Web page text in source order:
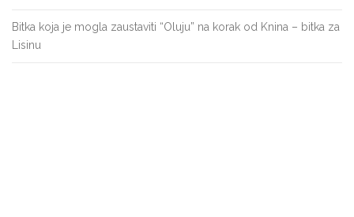
Bitka koja je mogla zaustaviti “Oluju” na korak od Knina – bitka za
Lisinu